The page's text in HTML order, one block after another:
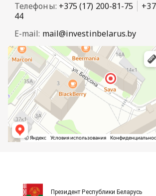
Телефоны: +375 (17) 200-81-75
44
E-mail: mail@investinbelarus.by
Президент Республики Беларусь